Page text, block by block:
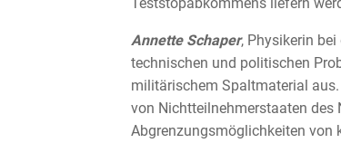
Annette Schaper, Physikerin bei
technischen und politischen
militärischem Spaltmaterial
von Nichtteilnehmerstaaten des
Abgrenzungsmöglichkeiten von